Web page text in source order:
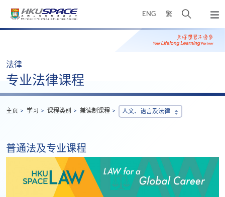
ENG 繁
开
搜
寻
弹
出
主
Main
法律
专业法律课程
主页 学习 课程类别 兼读制课程 人文、语言及法律
普通法及专业课程